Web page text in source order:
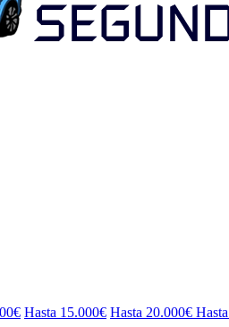
Hasta 15.000€ Hasta 20.000€